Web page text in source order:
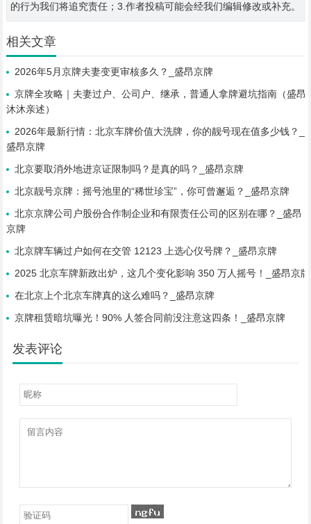
的行为我们将追究责任；3.作者投稿可能会经我们编辑修改或补充。
相关文章
2026年5月京牌夫妻变更审核多久？_盛昂京牌
京牌全攻略｜夫妻过户、公司户、继承，普通人拿牌避坑指南（盛昂
沐沐亲述）
2026年最新行情：北京车牌价值大洗牌，你的靓号现在值多少钱？_
盛昂京牌
北京要取消外地进京证限制吗？是真的吗？_盛昂京牌
北京靓号京牌：摇号池里的“稀世珍宝”，你可曾邂逅？_盛昂京牌
北京京牌公司户股份合作制企业和有限责任公司的区别在哪？_盛昂
京牌
北京牌车辆过户如何在交管 12123 上选心仪号牌？_盛昂京牌
2025 北京车牌新政出炉，这几个变化影响 350 万人摇号！_盛昂京牌
在北京上个北京车牌真的这么难吗？_盛昂京牌
京牌租赁暗坑曝光！90% 人签合同前没注意这四条！_盛昂京牌
发表评论